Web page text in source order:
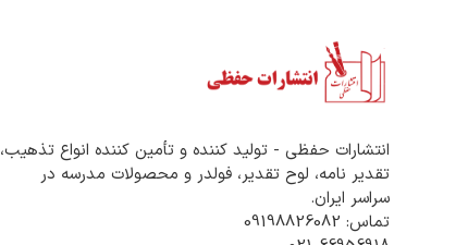
انتشارات حفظی - تولید کننده و تأمین کننده انواع تذهیب،
تقدیر نامه، لوح تقدیر، فولدر و محصولات مدرسه در
سراسر ایران.
تماس: 09198826082